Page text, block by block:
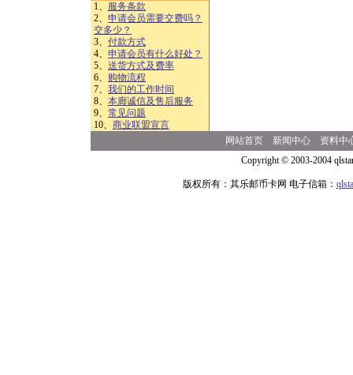
1、 服务条款
2、 申请会员需要交费吗？
交多少？
3、 付款方式
4、 申请会员有什么好处？
5、 送货方式及费率
6、 购物流程
7、 我们的工作时间
8、 本廊诚信及售后服务
9、 常见问题
10、 商业联盟宣言
网站首页 新闻中心
资料中
Copyright © 2003-2004
版权所有：其乐邮币卡网 电子信箱：